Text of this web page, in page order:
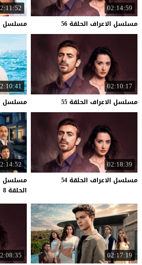
02:14:59
مسلسل الاعراف الحلقة 56 مسلسل
02:10:17
مسلسل الاعراف الحلقة 55 مسلسل
02:18:39
مسلسل الاعراف الحلقة 54
مسلسل
الحلقة 8
02:17:19